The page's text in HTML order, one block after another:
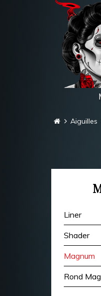
Aiguilles
Liner
Shader
Magnum
Rond